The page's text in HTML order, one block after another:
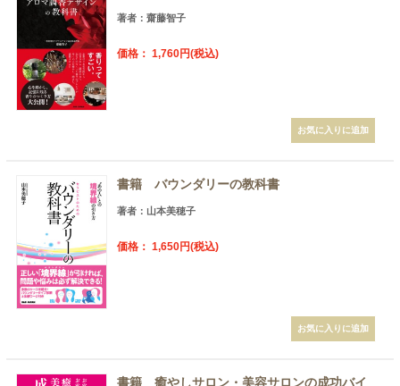
著者：齋藤智子
価格： 1,760円(税込)
書籍 バウンダリーの教科書
著者：山本美穂子
価格： 1,650円(税込)
書籍 癒やしサロン・美容サロンの成功バイ